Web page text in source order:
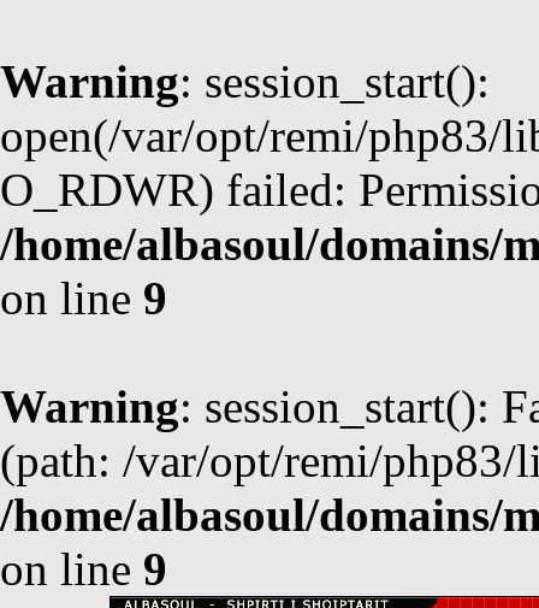
Warning: session_start():
open(/var/opt/remi/php83/
O_RDWR) failed:
/home/albasoul/domains/
on line 9
Warning: session_start():
(path: /var/opt/remi/php83/
/home/albasoul/domains/
on line 9